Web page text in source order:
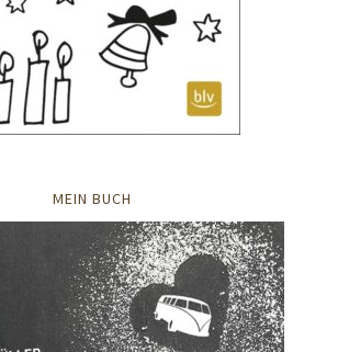
MEIN BUCH